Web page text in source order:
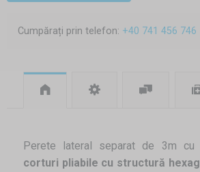
Cumpărați prin telefon: +40 741 456 746
Perete lateral separat de 3m cu
corturi pliabile cu structură